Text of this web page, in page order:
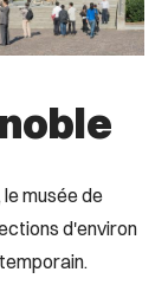
musée de
d'environ